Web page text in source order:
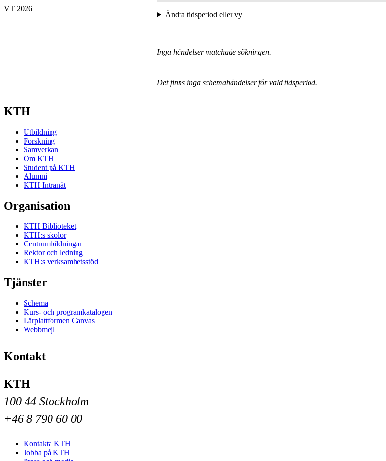
Ändra tidsperiod eller vy
Inga händelser matchade sökningen.
Det finns inga schemahändelser för vald tidsperiod.
VT 2026
KTH
Utbildning
Forskning
Samverkan
Om KTH
Student på KTH
Alumni
KTH Intranät
Organisation
KTH Biblioteket
KTH:s skolor
Centrumbildningar
Rektor och ledning
KTH:s verksamhetsstöd
Tjänster
Schema
Kurs- och programkatalogen
Lärplattformen Canvas
Webbmejl
Kontakt
KTH
100 44 Stockholm
+46 8 790 60 00
Kontakta KTH
Jobba på KTH